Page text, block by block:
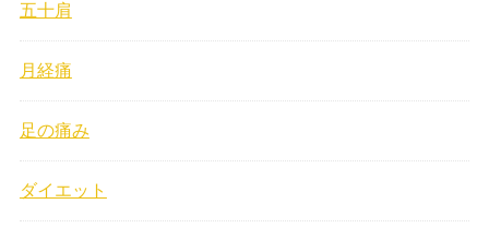
五十肩
月経痛
足の痛み
ダイエット